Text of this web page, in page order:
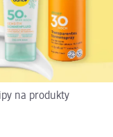
na produkty